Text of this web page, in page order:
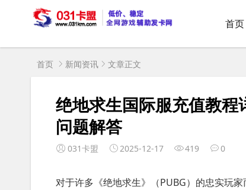
首页
首页 新闻资讯 文章正文
绝地求生国际服充值教
问题解答
031卡盟 2025-12-17 419 0
对于许多《绝地求生》（PUBG）的忠实玩